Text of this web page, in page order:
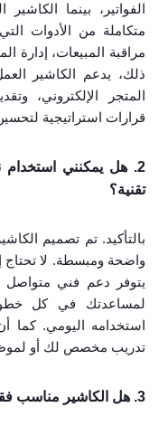
الفواتير، بينما
متكاملة من الأدوات
مراقبة المبيعات، إدارة
ذلك، يدعم الكاشير
المتجر الإلكتروني،
قرارات استراتيجية لتحسين
2. هل يمكنني
تقنية؟
بالتأكيد. تم تصميم
واضحة ومبسطة. لا تحتاج
يتوفر دعم فني متواصل
لمساعدتك في كل
استخدامه اليومي. كما
تدريب مخصص لك أو
3. هل الكاشير مناسب فقط للمتاجر الكبيرة؟